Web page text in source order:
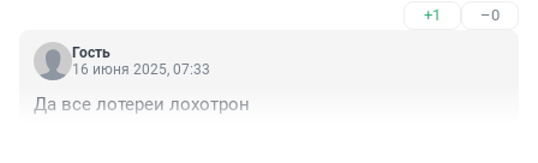
+1 –0
Гость
16 июня 2025, 07:33
Да все лотереи лохотрон